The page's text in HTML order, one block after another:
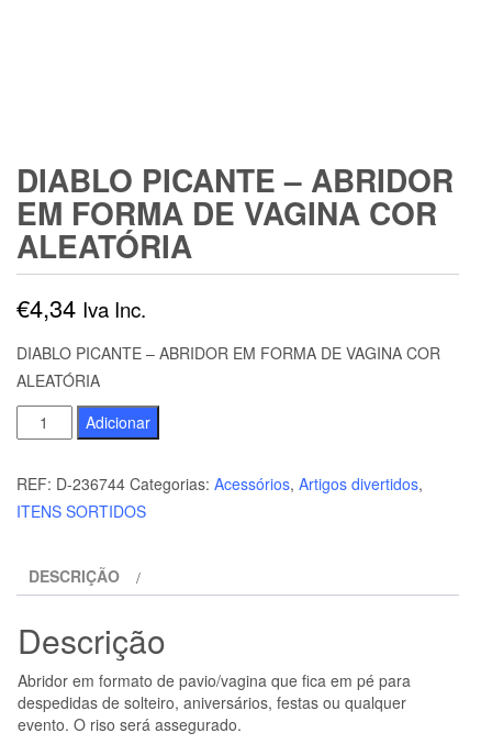
DIABLO PICANTE – ABRIDOR
EM FORMA DE VAGINA COR
ALEATÓRIA
€4,34 Iva Inc.
DIABLO PICANTE – ABRIDOR EM FORMA DE VAGINA COR
ALEATÓRIA
Quantidade
de
DIABLO
PICANTE
EM
DE
COR
ALEATÓRIA
Adicionar
REF: D-236744 Categorias: Acessórios, Artigos divertidos,
ITENS SORTIDOS
DESCRIÇÃO
Descrição
Abridor em formato de pavio/vagina que fica em pé para
despedidas de solteiro, aniversários, festas ou qualquer
evento. O riso será assegurado.